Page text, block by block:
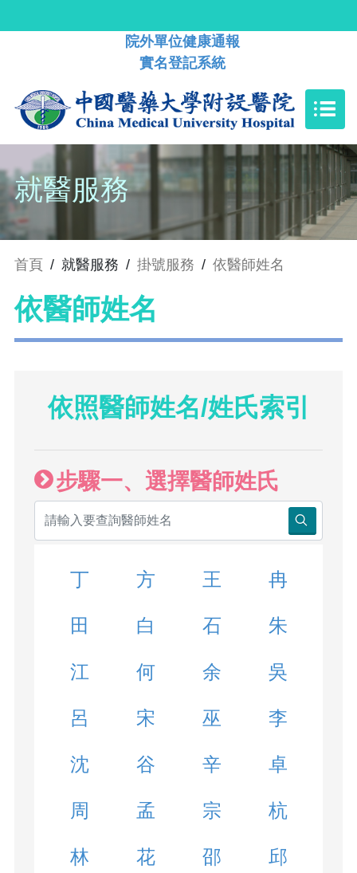
院外單位健康通報
實名登記系統
就醫服務
首頁 / 就醫服務 / 掛號服務 / 依醫師姓名
依醫師姓名
依照醫師姓名/姓氏索引
步驟一、選擇醫師姓氏
丁 方 王 冉
田 白 石 朱
江 何 余 吳
呂 宋 巫 李
沈 谷 辛 卓
周 孟 宗 杭
林 花 邵 邱